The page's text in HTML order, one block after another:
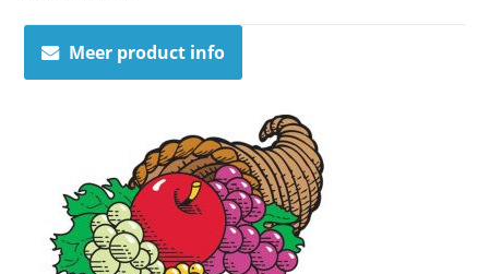
Meer product info